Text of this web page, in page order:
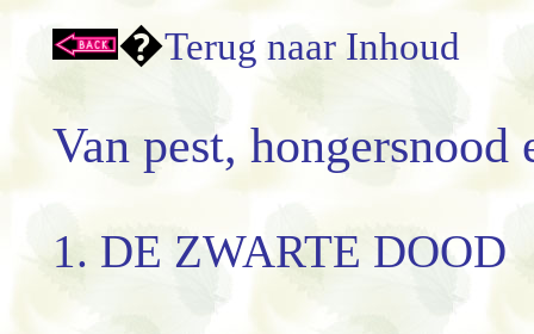
�Terug naar Inhoud
Van pest, hongersnood
1. DE ZWARTE DOOD